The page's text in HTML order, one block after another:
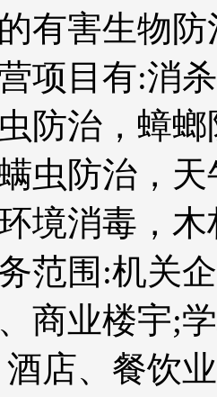
有害生物
项目有:消
防治，蟑
虫防治，
境消毒，
范围:机关
商业楼宇;
店、餐饮